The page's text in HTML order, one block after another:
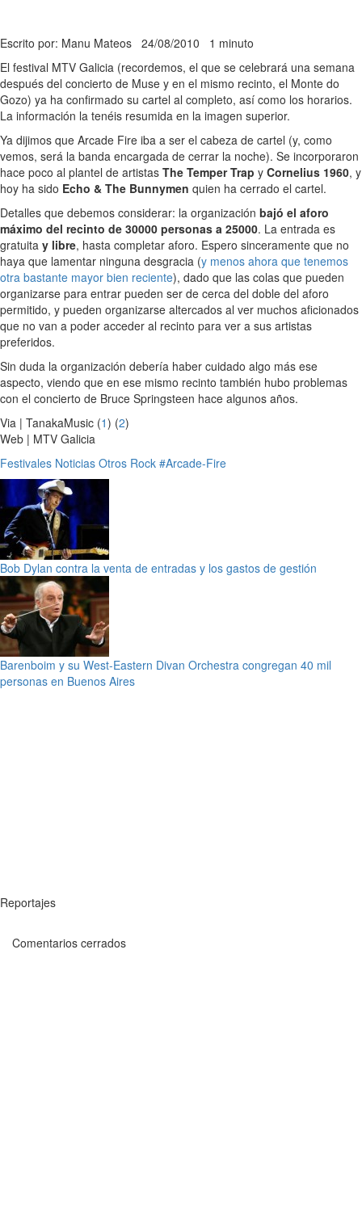
Escrito por: Manu Mateos 24/08/2010 1 minuto
El festival MTV Galicia (recordemos, el que se celebrará una semana
después del concierto de Muse y en el mismo recinto, el Monte do
Gozo) ya ha confirmado su cartel al completo, así como los horarios.
La información la tenéis resumida en la imagen superior.
Ya dijimos que Arcade Fire iba a ser el cabeza de cartel (y, como
vemos, será la banda encargada de cerrar la noche). Se incorporaron
hace poco al plantel de artistas The Temper Trap y Cornelius 1960, y
hoy ha sido Echo & The Bunnymen quien ha cerrado el cartel.
Detalles que debemos considerar: la organización bajó el aforo
máximo del recinto de 30000 personas a 25000. La entrada es
gratuita y libre, hasta completar aforo. Espero sinceramente que no
haya que lamentar ninguna desgracia (y menos ahora que tenemos
otra bastante mayor bien reciente), dado que las colas que pueden
organizarse para entrar pueden ser de cerca del doble del aforo
permitido, y pueden organizarse altercados al ver muchos aficionados
que no van a poder acceder al recinto para ver a sus artistas
preferidos.
Sin duda la organización debería haber cuidado algo más ese
aspecto, viendo que en ese mismo recinto también hubo problemas
con el concierto de Bruce Springsteen hace algunos años.
Via | TanakaMusic (1) (2)
Web | MTV Galicia
Festivales Noticias Otros Rock #Arcade-Fire
Bob Dylan contra la venta de entradas y los gastos de gestión
Barenboim y su West-Eastern Divan Orchestra congregan 40 mil
personas en Buenos Aires
Reportajes
Comentarios cerrados